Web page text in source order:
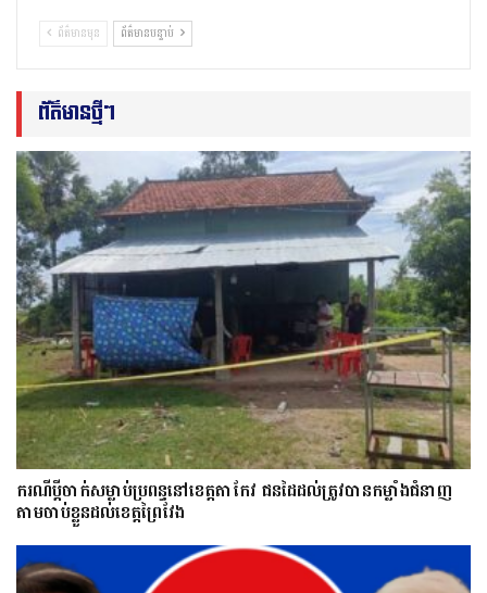
ព័ត៌មានមុន ព័ត៌មានបន្ទាប់
ព័ត៌មានថ្មីៗ
ករណីប្ដីចាក់សម្លាប់ប្រពន្ធនៅខេត្តតាកែវ ជនដៃដល់ត្រូវបានកម្លាំងជំនាញ
តាមចាប់ខ្លួនដល់ខេត្តព្រៃវែង